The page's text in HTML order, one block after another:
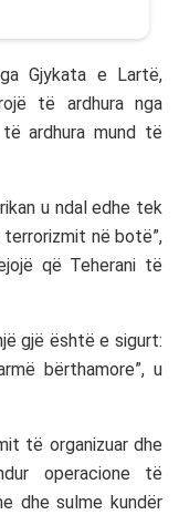
Gjykata e Lartë,
të ardhura nga
ardhura mund të
u ndal edhe tek
terrorizmit në botë”,
që Teherani të
gjë është e sigurt:
bërthamore”, u
të organizuar dhe
operacione të
dhe sulme kundër